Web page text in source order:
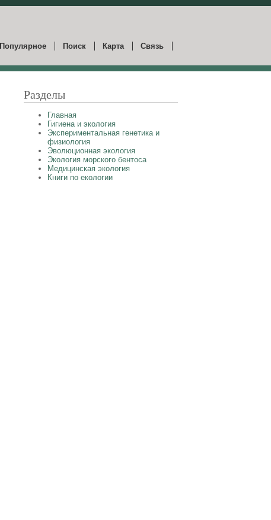
Популярное Поиск Карта Связь
Разделы
Главная
Гигиена и экология
Экспериментальная генетика и
физиология
Эволюционная экология
Экология морского бентоса
Медицинская экология
Книги по екологии